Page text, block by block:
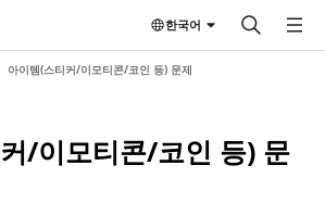
한국어
아이템(스티커/이모티콘/코인 등) 문제
/이모티콘/코인 등) 문